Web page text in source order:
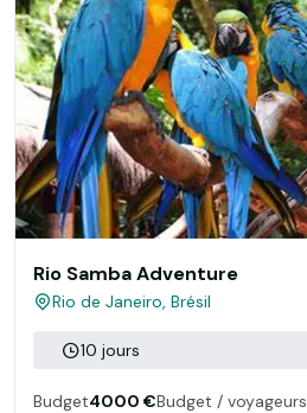
Rio Samba Adventure
Rio de Janeiro, Brésil
10 jours
Budget4000 €Budget / voyageurs